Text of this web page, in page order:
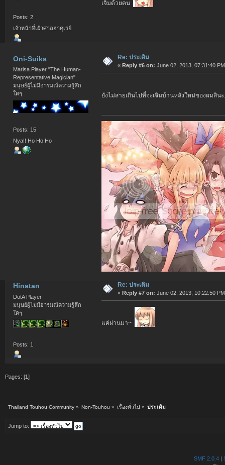
Posts: 2
เจ้าหน้าที่เฝ้าศาลฮาคุเรย์
เจิมด้วยคน
Oni-Suika
Marisa Player "The Human-
Representative Magician"
มนุษย์ผู้ไม่มีอารมณ์ความรู้สึก
ใดๆ
Posts: 15
Nya!! Ho Ho Ho
Re: ประเดิม
« Reply #6 on: June 02, 2013, 07:31:40
ยังไม่สายเกินไปที่จะเจิมบ้านหลังใหม่ของผมสิน
Hinatan
DotA Player
มนุษย์ผู้ไม่มีอารมณ์ความรู้สึก
ใดๆ
Posts: 1
Re: ประเดิม
« Reply #7 on: June 02, 2013, 10:22:50
แค่ผ่านมา~
Pages: [1]
Thailand Touhou Community» Non-Touhou » เรื่องทั่วไป » ประเดิม
Jump to:
SMF 2.0.4|